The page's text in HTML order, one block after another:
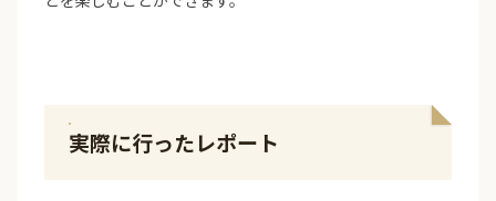
実際に行ったレポート